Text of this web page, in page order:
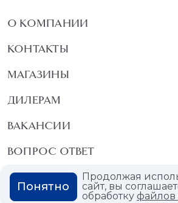
О КОМПАНИИ
КОНТАКТЫ
МАГАЗИНЫ
ДИЛЕРАМ
ВАКАНСИИ
ВОПРОС ОТВЕТ
ГЛОССАРИЙ Продолжая
сайт, вы
обработкуфайлов
Понятно